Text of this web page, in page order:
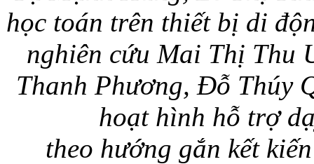
học toán trên thiết bị di
nghiên cứu Mai Thị Thu
Thanh Phương, Đỗ Thúy
hoạt hình hỗ trợ
theo hướng gắn kết